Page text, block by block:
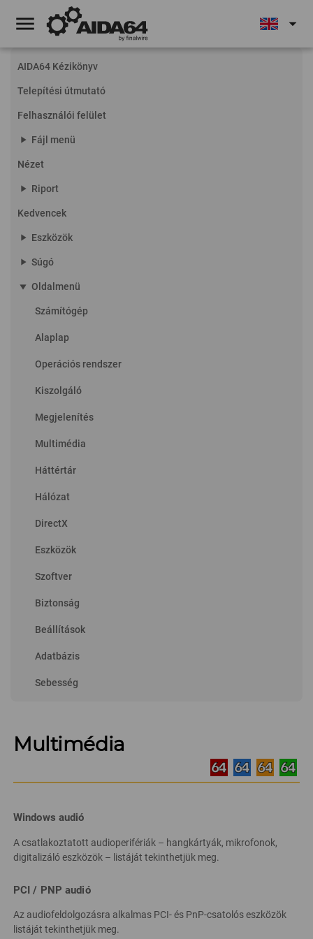
menu arrow_drop_down
AIDA64 Kézikönyv
Telepítési útmutató
Felhasználói felület
play_arrow Fájl menü
Nézet
play_arrow Riport
Kedvencek
play_arrow Eszközök
play_arrow Súgó
play_arrow Oldalmenü
Számítógép
Alaplap
Operációs rendszer
Kiszolgáló
Megjelenítés
Multimédia
Háttértár
Hálózat
DirectX
Eszközök
Szoftver
Biztonság
Beállítások
Adatbázis
Sebesség
Multimédia
Windows audió
A csatlakoztatott audioperifériák – hangkártyák, mikrofonok,
digitalizáló eszközök – listáját tekinthetjük meg.
PCI / PNP audió
Az audiofeldolgozásra alkalmas PCI- és PnP-csatolós eszközök
listáját tekinthetjük meg.